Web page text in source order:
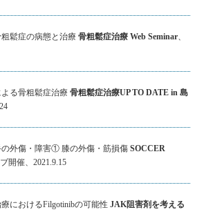
鬆症の病態と治療 骨粗鬆症治療 Web Seminar、
る骨粗鬆症治療 骨粗鬆症治療UP TO DATE in 島
外傷・障害① 膝の外傷・筋損傷 SOCCER
開催、2021.9.15
におけるFilgotinibの可能性 JAK阻害剤を考える